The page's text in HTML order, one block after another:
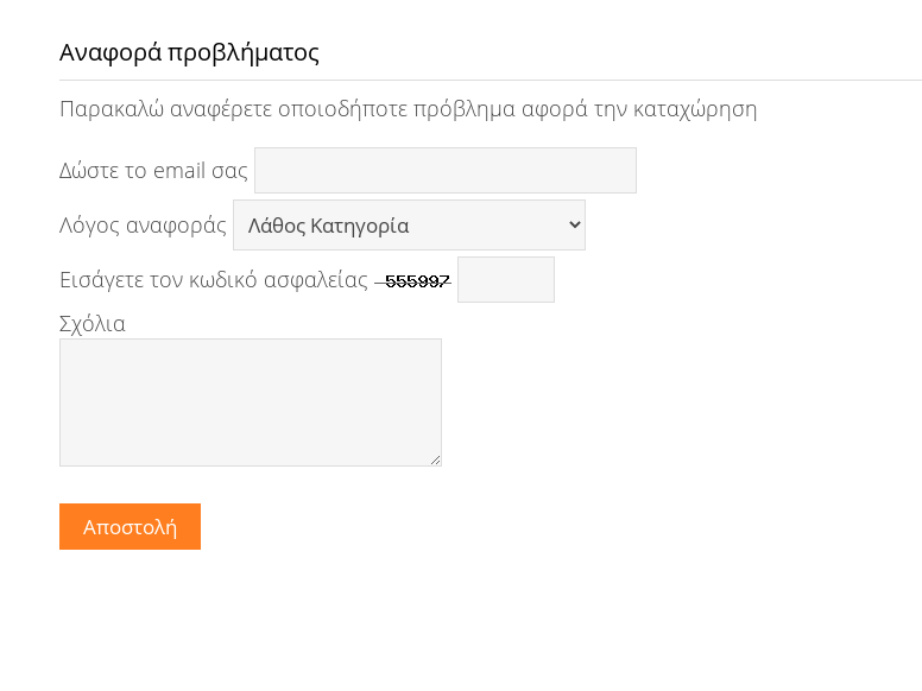
Αναφορά προβλήματος
Παρακαλώ αναφέρετε οποιοδήποτε πρόβλημα αφορά την καταχώρηση
Δώστε το email σας
Λόγος αναφοράς
Εισάγετε τον κωδικό ασφαλείας
Σχόλια